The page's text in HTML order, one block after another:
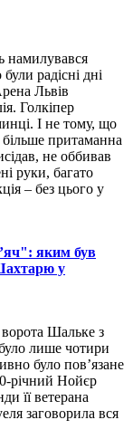
намилувався
радісні дні
Львів
Голкіпер
І не тому, що
притаманна
не оббивав
руки, багато
– без цього у
яким був
у
Шальке з
лише чотири
було пов’язане
річний Нойєр
її ветерана
заговорила вся